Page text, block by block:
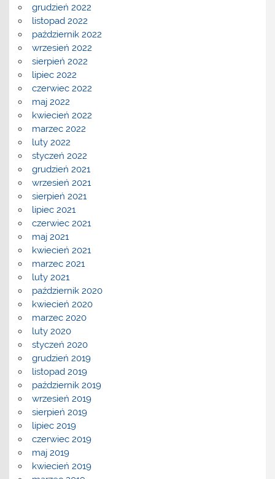
grudzień 2022
listopad 2022
październik 2022
wrzesień 2022
sierpień 2022
lipiec 2022
czerwiec 2022
maj 2022
kwiecień 2022
marzec 2022
luty 2022
styczeń 2022
grudzień 2021
wrzesień 2021
sierpień 2021
lipiec 2021
czerwiec 2021
maj 2021
kwiecień 2021
marzec 2021
luty 2021
październik 2020
kwiecień 2020
marzec 2020
luty 2020
styczeń 2020
grudzień 2019
listopad 2019
październik 2019
wrzesień 2019
sierpień 2019
lipiec 2019
czerwiec 2019
maj 2019
kwiecień 2019